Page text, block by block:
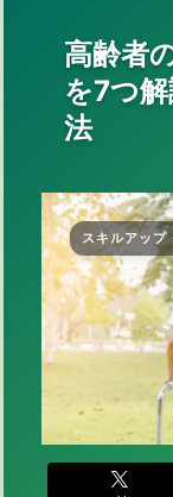
高齢者
を7つ
法
スキルアップ